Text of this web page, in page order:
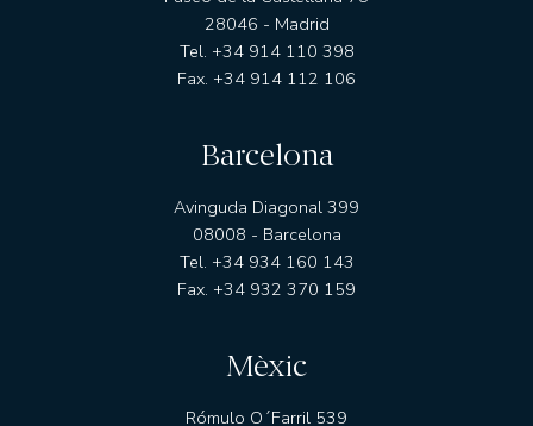
28046 - Madrid
Tel. +34 914 110 398
Fax. +34 914 112 106
Barcelona
Avinguda Diagonal 399
08008 - Barcelona
Tel. +34 934 160 143
Fax. +34 932 370 159
Mèxic
Rómulo O´Farril 539